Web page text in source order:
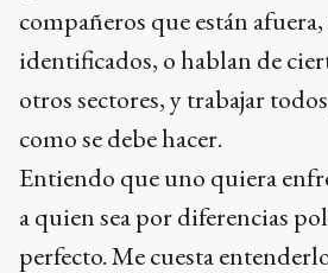
compañeros que están
identificados, o hablan de
otros sectores, y trabajar
como se debe hacer.
Entiendo que uno quiera
a quien sea por diferencias
perfecto. Me cuesta